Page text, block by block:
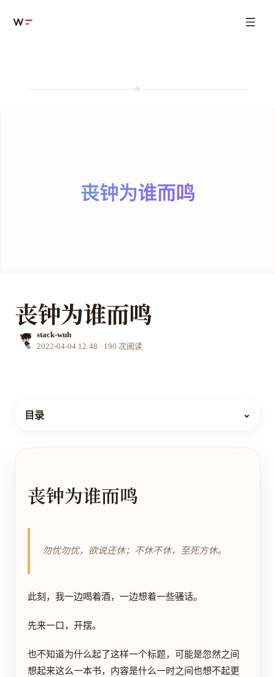
丧钟为谁而鸣
stack-wuh
2022-04-04 12:48 · 190 次阅读
目录 ⌄
丧钟为谁而鸣
勿忧勿忧，欲说还休；不休不休，至死方休。
此刻，我一边喝着酒，一边想着一些骚话。
先来一口，开摆。
也不知道为什么起了这样一个标题，可能是忽然之间
想起来这么一本书，内容是什么一时之间也想不起更